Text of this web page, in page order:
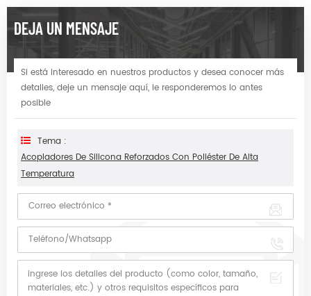
DEJA UN MENSAJE
Si está interesado en nuestros productos y desea conocer más
detalles, deje un mensaje aquí, le responderemos lo antes
posible
Tema :
Acopladores De Silicona Reforzados Con Poliéster De Alta
Temperatura